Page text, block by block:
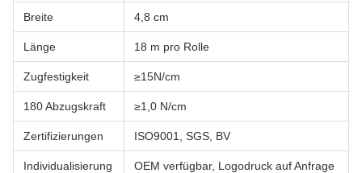
Breite 4,8 cm
Länge 18 m pro Rolle
Zugfestigkeit ≥15N/cm
180 Abzugskraft ≥1,0 N/cm
Zertifizierungen ISO9001, SGS, BV
Individualisierung OEM verfügbar, Logodruck auf Anfrage